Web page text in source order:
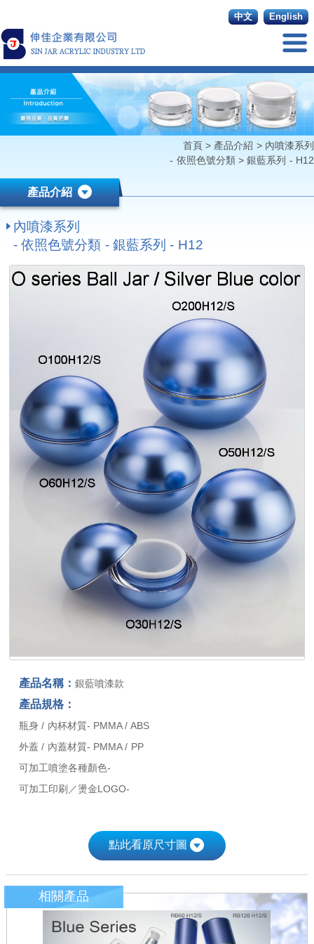
English
中文
首頁> 產品介紹 > 內噴漆系列
- 依照色號分類>銀藍系列 - H12
產品介紹
內噴漆系列
- 依照色號分類 - 銀藍系列 - H12
產品名稱： 銀藍噴漆款
產品規格：
瓶身 / 內杯材質- PMMA / ABS
外蓋 / 內蓋材質- PMMA / PP
可加工噴塗各種顏色-
可加工印刷／燙金LOGO-
點此看原尺寸圖
相關產品